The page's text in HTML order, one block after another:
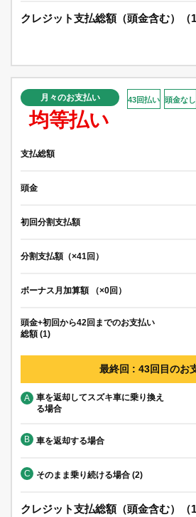
クレジット支払総額（頭金含む）（1
月々のお支払い
均等払い
43回払い 頭金なし
支払総額
頭金
初回分割支払額
分割支払額（×41回）
ボーナス月加算額 （×0回）
頭金+初回から42回までのお支払い
総額 (1)
最終回 : 43回目のお
A
車を返却してスズキ車に乗り換え
る場合
B 車を返却する場合
C そのまま乗り続ける場合 (2)
クレジット支払総額（頭金含む）（1